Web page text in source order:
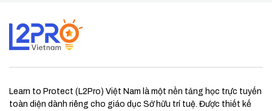
Learn to Protect (L2Pro) Việt Nam là một nền tảng học trực tuyến
toàn diện dành riêng cho giáo dục Sở hữu trí tuệ. Được thiết kế